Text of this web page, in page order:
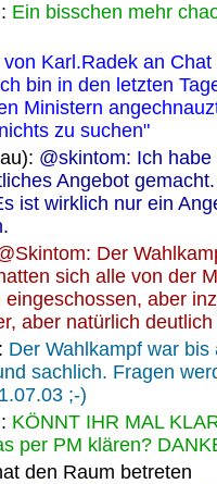
Ein bisschen mehr
von Karl.Radek an
bin in den letzten
Ministern
zu suchen"
@skintom: Ich
Angebot
ist wirklich nur ein
Der
sich alle von der
aber
aber natürlich
Der Wahlkampf war
sachlich. Fragen
;-)
KÖNNT IHR MAL
per PM klären?
den Raum betreten